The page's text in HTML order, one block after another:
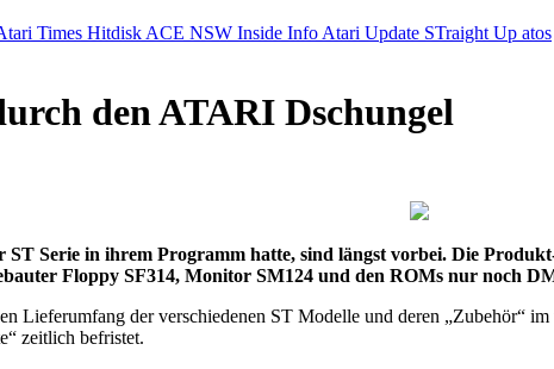
Times Hitdisk ACE NSW Inside Info Atari Update STraight Up atos
den ATARI Dschungel
Serie in ihrem Programm hatte, sind längst vorbei. Die
Floppy SF314, Monitor SM124 und den ROMs nur noch
Lieferumfang der verschiedenen ST Modelle und deren „Zubehör“
zeitlich befristet.